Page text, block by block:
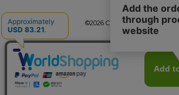
©2026 CLANE DESIGN CO.,LTD